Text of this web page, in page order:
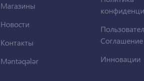
Магазины
Новости
Контакты
Məntəqələr
Соглашение
Инновации